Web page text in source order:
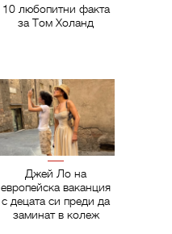
10 любопитни факта
за Том Холанд
Джей Ло на
европейска ваканция
с децата си преди да
заминат в колеж